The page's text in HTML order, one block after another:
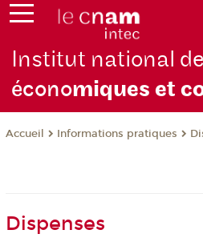
Institut national
économiques et
Accueil Informations pratiques
Dispenses